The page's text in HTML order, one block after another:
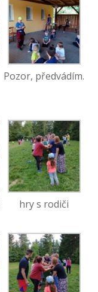
Pozor, předvádím.
hry s rodiči